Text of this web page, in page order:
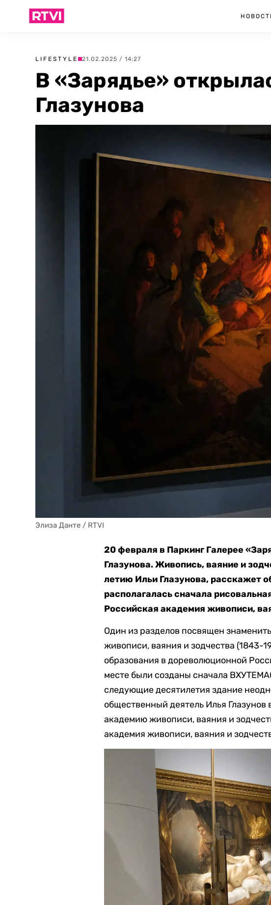
LIFESTYLE 21.02.2025 / 14:27
В «Зарядье»
Глазунова
Элиза Данте / RTVI
20 февраля в Паркинг Галерее
Глазунова. Живопись, ваяние и
летию Ильи Глазунова, расскажет
располагалась сначала
Российская академия живописи,
Один из разделов посвящен
живописи, ваяния и зодчества (1843-
образования в дореволюционной
месте были созданы сначала
следующие десятилетия здание
общественный деятель Илья
академию живописи, ваяния и
академия живописи, ваяния и